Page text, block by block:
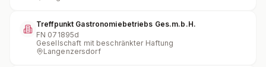
Treffpunkt Gastronomiebetriebs Ges.m.b.H.
FN 071895d
Gesellschaft mit beschränkter Haftung
Langenzersdorf